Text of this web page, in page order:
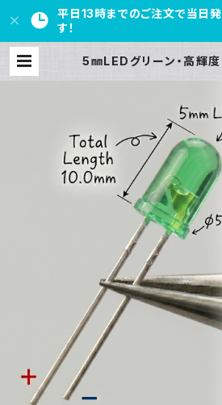
平日13時までのご注文で当日発
す！
5㎜LEDグリーン・高輝